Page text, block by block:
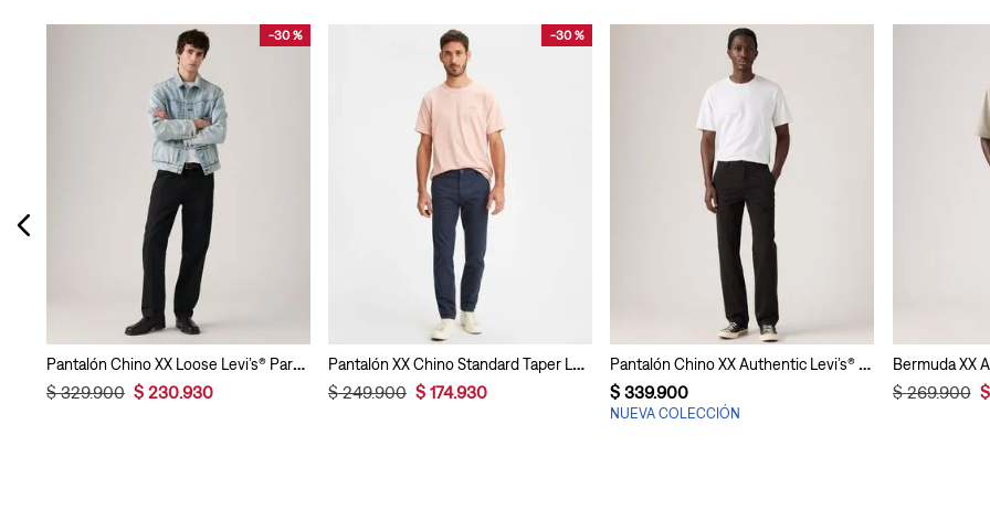
-30 %
Pantalón Chino XX Loose Levi’s® Para Hombre
$ 329.900 $ 230.930
-30 %
Pantalón XX Chino Standard Taper Levi’s® Para Hombre
$ 249.900 $ 174.930
Pantalón Chino XX Authentic Levi’s® Para Hombre
$ 339.900
NUEVA COLECCIÓN
$ 269.900 $